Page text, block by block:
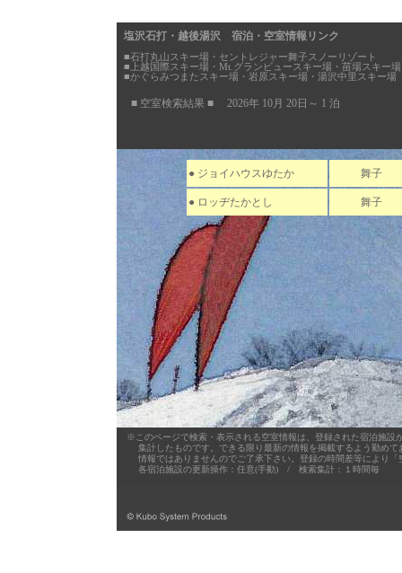
塩沢石打・越後湯沢 宿泊・空室情報リンク
■石打丸山スキー場・セントレジャー舞子スノーリゾート
■上越国際スキー場・Mt.グランビュースキー場・苗場スキー場
■かぐらみつまたスキー場・岩原スキー場・湯沢中里スキー場
■ 空室検索結果 ■ 2026年 10月 20日～ 1 泊
● ジョイハウスゆたか 舞子
● ロッヂたかとし 舞子
※このページで検索・表示される空室情報は、登録された宿泊施設
集計したものです。できる限り最新の情報を掲載するよう勤めて
情報ではありませんのでご了承下さい。登録の時間差等により「
各宿泊施設の更新操作：任意(手動) / 検索集計：１時間毎